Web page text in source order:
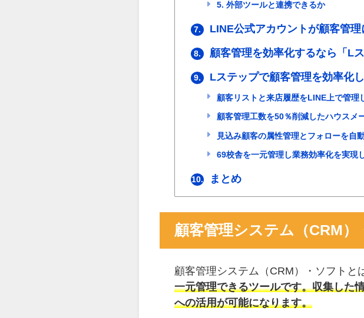
5. 外部ツールと連携できるか
7. LINE公式アカウントが顧客管
8. 顧客管理を効率化するなら「Lス
9. Lステップで顧客管理を効率化
顧客リストと来店履歴をLINE上で管理
顧客管理工数を50％削減したハウスメ
見込み顧客の属性管理とフォローを自
69校舎を一元管理し業務効率化を実現
10. まとめ
顧客管理システム（CRM）
顧客管理システム（CRM）・ソフトと
一元管理できるツールです。収集した
への活用が可能になります。